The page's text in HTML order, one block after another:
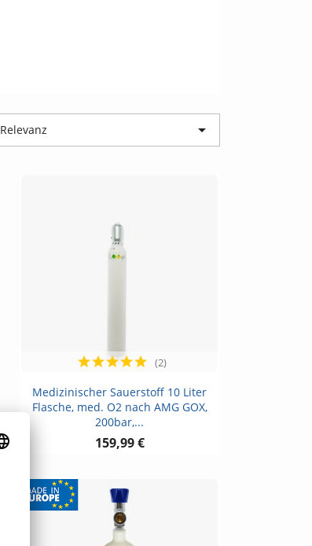
Relevanz 
Vorschau
Medizinischer Sauerstoff 10 Liter
Flasche, med. O2 nach AMG GOX,
200bar,...
159,99 €
(2)